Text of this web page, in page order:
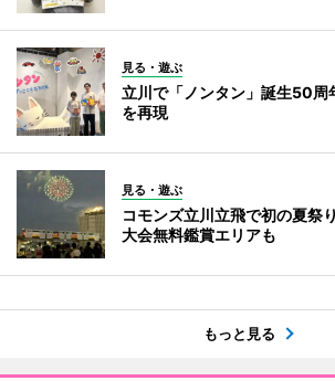
見る・遊ぶ
立川で「ノンタン」誕生50
を再現
見る・遊ぶ
コモンズ立川立飛で初の夏
大会無料鑑賞エリアも
もっと見る